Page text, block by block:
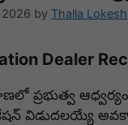
by Thalla Lokesh
Dealer
ప్రభుత్వ
విడుదలయ్యే